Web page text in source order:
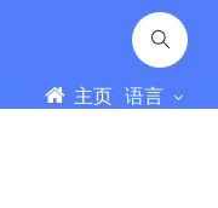
主页 语言